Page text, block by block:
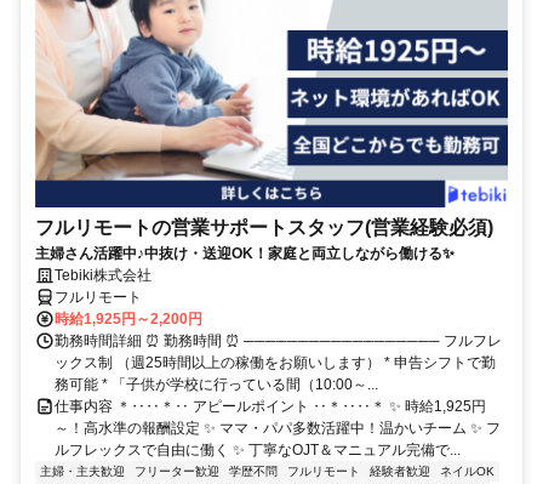
フルリモートの営業サポートスタッフ(営業経験必須)
主婦さん活躍中♪中抜け・送迎OK！家庭と両立しながら働ける✨
Tebiki株式会社
フルリモート
時給1,925円～2,200円
勤務時間詳細 ⏰ 勤務時間 ⏰ ────────────────── フルフレ
ックス制 （週25時間以上の稼働をお願いします） * 申告シフトで勤
務可能 * 「子供が学校に行っている間（10:00～...
仕事内容 ＊‥‥＊‥ アピールポイント ‥＊‥‥＊ ✨ 時給1,925円
～！高水準の報酬設定 ✨ ママ・パパ多数活躍中！温かいチーム ✨ フ
ルフレックスで自由に働く ✨ 丁寧なOJT＆マニュアル完備で...
主婦・主夫歓迎 フリーター歓迎 学歴不問 フルリモート 経験者歓迎
ネイルOK